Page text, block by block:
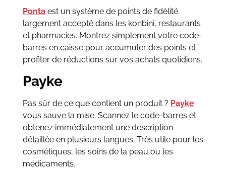
Pontaest un système de points de fidélité
largement accepté dans les konbini, restaurants
et pharmacies. Montrez simplement votre code-
barres en caisse pour accumuler des points et
profiter de réductions sur vos achats quotidiens.
Payke
Pas sûr de ce que contient un produit ? Payke
vous sauve la mise. Scannez le code-barres et
obtenez immédiatement une description
détaillée en plusieurs langues. Très utile pour les
cosmétiques, les soins de la peau ou les
médicaments.